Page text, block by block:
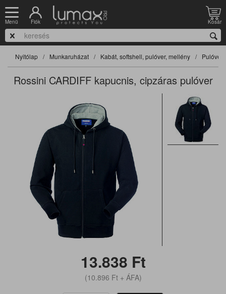
Menü Fiók Kosár
Nyitólap Munkaruházat Kabát, softshell, pulóver, mellény Pulóver
Rossini CARDIFF kapucnis, cipzáras pulóver
13.838 Ft
(10.896 Ft+ ÁFA)